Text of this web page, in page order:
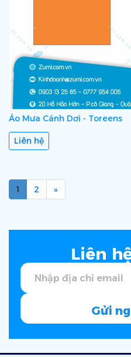
Áo Mưa Cánh Dơi - Toreens
Liên hệ
1 2 »
Liên
Gửi